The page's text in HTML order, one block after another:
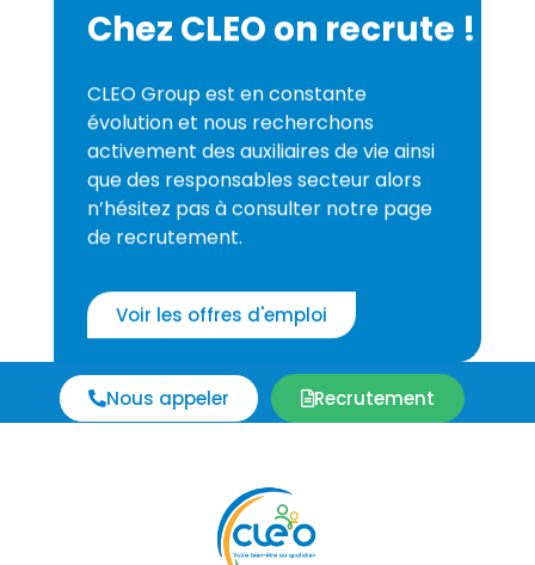
Chez CLEO on recrute !
CLEO Group est en constante
évolution et nous recherchons
activement des auxiliaires de vie ainsi
que des responsables secteur alors
n’hésitez pas à consulter notre page
de recrutement.
Voir les offres d'emploi
Nous appeler Recrutement